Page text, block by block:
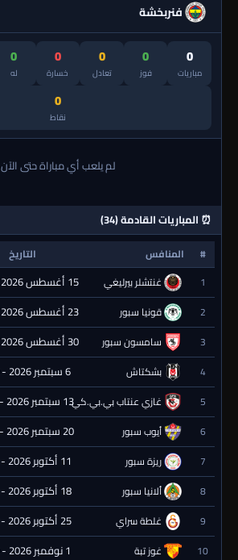
فنربخشة
0
مباريات
0
فوز
0
تعادل
0
خسارة
0
له
0
نقاط
لم يلعب أي مباراة حتى الآن
⏰ المباريات القادمة (34)
# المنافس التاريخ
1
غنتشلر بيرليغي 15 أغسطس 2026 - 21:30
2 قونيا سبور 23 أغسطس 2026 - 20:00
3 سامسون سبور 30 أغسطس 2026 - 20:00
4 بشكتاش 6 سبتمبر 2026 - 20:00
5 غازي عنتاب بي.بي.كي.13 سبتمبر 2026 - 20:00
6 أيوب سبور 20 سبتمبر 2026 - 20:00
7 ريزة سبور 11 أكتوبر 2026 - 20:00
8 ألانيا سبور 18 أكتوبر 2026 - 20:00
9 غلطة سراي 25 أكتوبر 2026 - 20:00
10 غوز تبة 1 نوفمبر 2026 - 19:00